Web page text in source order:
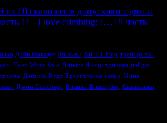
10 скалолазов допускают одни и
11 - I love climbing: […] 8 часть
Дэйв Маклауд Фильмы Анна Штор тренировки
Deep Water Solo Динара Фахритдинова пэйдж
травмы Дэниэль Вудс Треугольное озеро Мина
Джон Глассберг Килиан Фишхубер Скалолазки